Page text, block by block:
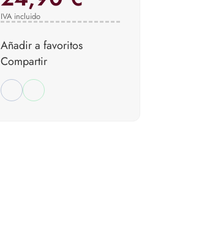
IVA incluido
Añadir a favoritos
Compartir